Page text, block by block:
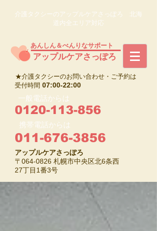
介護タクシーのアップルケアさっぽろ 北海
道内全エリア対応
​アップルケアさっぽろ
あんしん＆べんりなサポート
★介護タクシーのお問い合わせ・ご予約は
受付時間 07:00-22:00
0120-113-856
一般電話からは
携帯電話からは
011-676-3856
アップルケアさっぽろ
〒064-0826 札幌市中央区北6条西
27丁目1番3号